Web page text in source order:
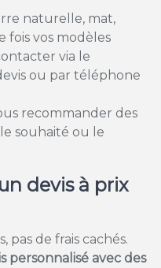
naturelle, mat,
fois vos modèles
via le
ou par téléphone
recommander des
souhaité ou le
devis à prix
pas de frais cachés.
personnalisé avec des